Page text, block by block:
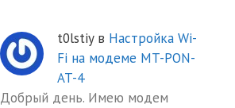
t0lstiy в Настройка Wi-
Fi на модеме MT-PON-
AT-4
Добрый день. Имею модем